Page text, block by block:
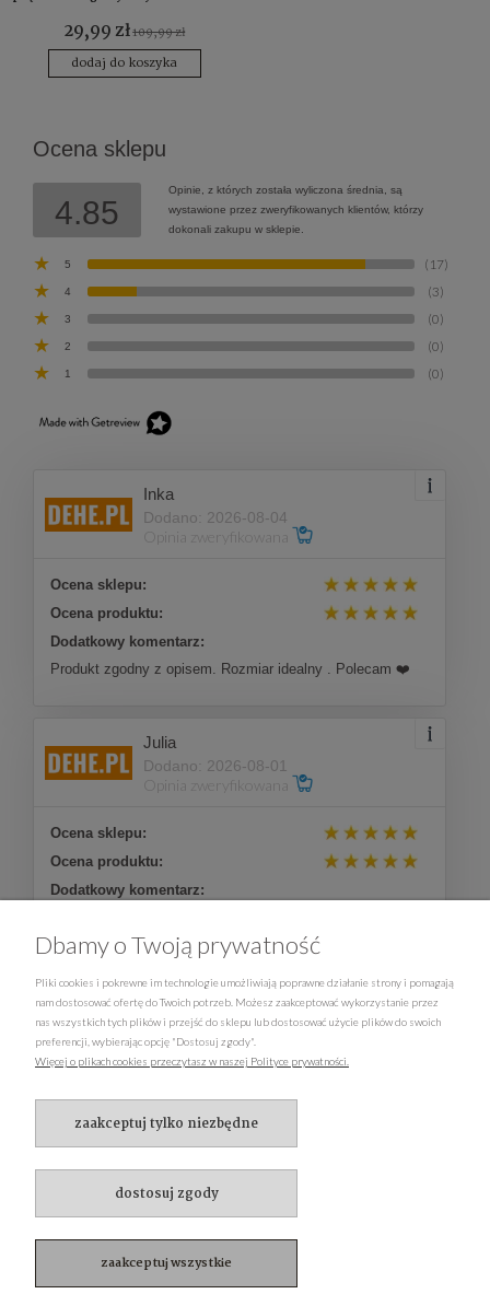
29,99 zł109,99 zł
dodaj do koszyka
Ocena sklepu
4.85
Opinie, z których została wyliczona średnia, są
wystawione przez zweryfikowanych klientów, którzy
dokonali zakupu w sklepie.
5 (17)
4 (3)
3 (0)
2 (0)
1 (0)
Inka
Dodano: 2026-08-04
Opinia zweryfikowana
Ocena sklepu:
Ocena produktu:
Dodatkowy komentarz:
Produkt zgodny z opisem. Rozmiar idealny . Polecam ❤️
Julia
Dodano: 2026-08-01
Opinia zweryfikowana
Ocena sklepu:
Ocena produktu:
Dodatkowy komentarz:
Więcej opinii
ZWROTY, REKLAMACJE
MOJE KONTO
INFORMACJE
O NAS
Dbamy o Twoją prywatność
Pliki cookies i pokrewne im technologie umożliwiają poprawne działanie strony i pomagają
nam dostosować ofertę do Twoich potrzeb. Możesz zaakceptować wykorzystanie przez
nas wszystkich tych plików i przejść do sklepu lub dostosować użycie plików do swoich
preferencji, wybierając opcję "Dostosuj zgody".
Więcej o plikach cookies przeczytasz w naszej Polityce prywatności.
zaakceptuj tylko niezbędne
dostosuj zgody
zaakceptuj wszystkie